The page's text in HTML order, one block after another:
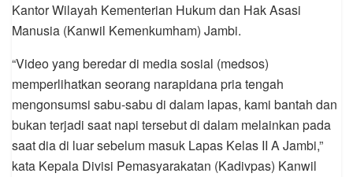
Kantor Wilayah Kementerian Hukum dan Hak Asasi
Manusia (Kanwil Kemenkumham) Jambi.
“Video yang beredar di media sosial (medsos)
memperlihatkan seorang narapidana pria tengah
mengonsumsi sabu-sabu di dalam lapas, kami bantah dan
bukan terjadi saat napi tersebut di dalam melainkan pada
saat dia di luar sebelum masuk Lapas Kelas II A Jambi,”
kata Kepala Divisi Pemasyarakatan (Kadivpas) Kanwil